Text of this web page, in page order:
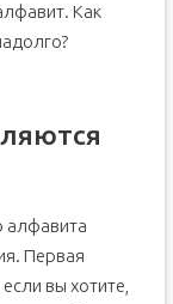
легко
с
Как
алфавита
Первая
вы хотите,